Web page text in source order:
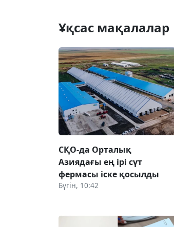
Ұқсас мақалалар
СҚО-да Орталық
Азиядағы ең ірі сүт
фермасы іске қосылды
Бүгін, 10:42